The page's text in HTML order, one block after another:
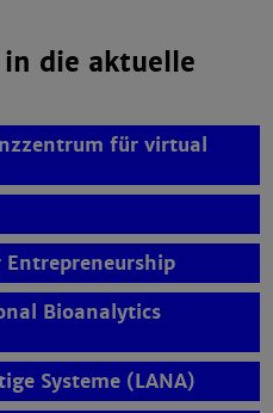
die aktuelle
für virtual
Entrepreneurship
Bioanalytics
Systeme (LANA)